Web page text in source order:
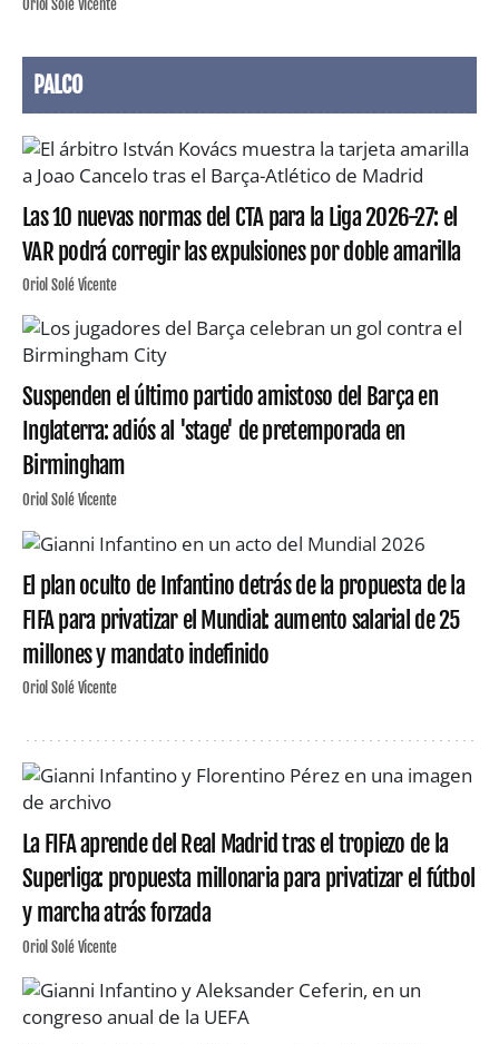
Oriol Solé Vicente
PALCO
Las 10 nuevas normas del CTA para la Liga 2026-27: el
VAR podrá corregir las expulsiones por doble amarilla
Oriol Solé Vicente
Suspenden el último partido amistoso del Barça en
Inglaterra: adiós al 'stage' de pretemporada en
Birmingham
Oriol Solé Vicente
El plan oculto de Infantino detrás de la propuesta de la
FIFA para privatizar el Mundial: aumento salarial de 25
millones y mandato indefinido
Oriol Solé Vicente
La FIFA aprende del Real Madrid tras el tropiezo de la
Superliga: propuesta millonaria para privatizar el fútbol
y marcha atrás forzada
Oriol Solé Vicente